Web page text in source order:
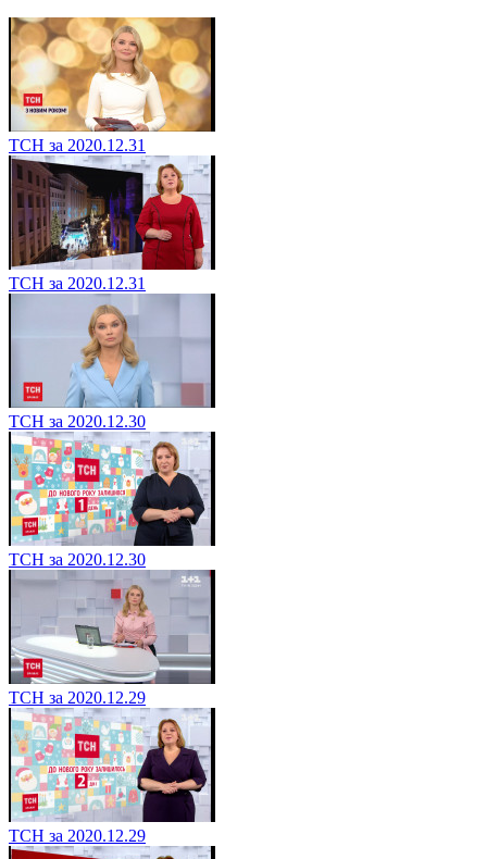
ТСН за 2020.12.31
ТСН за 2020.12.31
ТСН за 2020.12.30
ТСН за 2020.12.30
ТСН за 2020.12.29
ТСН за 2020.12.29